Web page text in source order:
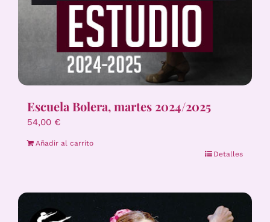
Escuela Bolera, martes 2024/2025
54,00 €
Añadir al carrito
Detalles